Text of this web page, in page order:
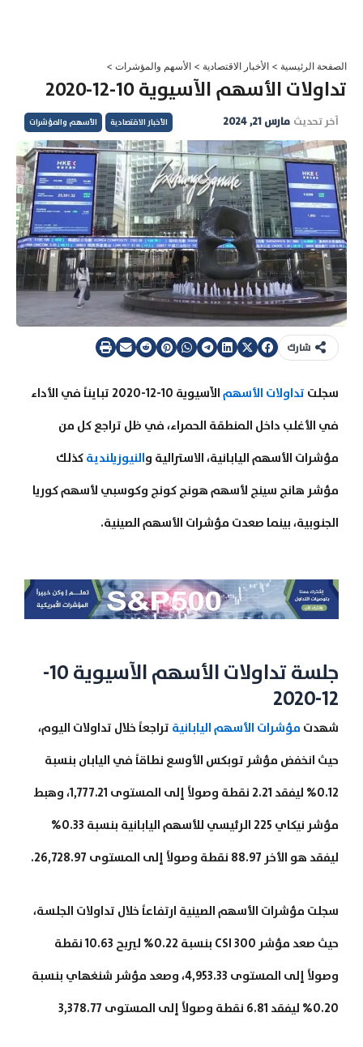
الصفحة الرئيسية > الأخبار الاقتصادية > الأسهم والمؤشرات >
تداولات الأسهم الآسيوية 10-12-2020
آخر تحديث مارس 21, 2024 الأخبار الاقتصادية الأسهم والمؤشرات
شارك
سجلت تداولات الأسهم
الآسيوية 10-12-2020 تبايناً في الأداء
في الأغلب داخل المنطقة الحمراء، في ظل تراجع كل من
مؤشرات الأسهم اليابانية، الاسترالية والنيوزيلندية كذلك
مؤشر هانج سينج لأسهم هونج كونج وكوسبي لأسهم كوريا
الجنوبية، بينما صعدت مؤشرات الأسهم الصينية.
جلسة تداولات الأسهم الآسيوية 10-
12-2020
شهدت مؤشرات الأسهم اليابانية تراجعاً خلال تداولات اليوم،
حيث انخفض مؤشر توبكس الأوسع نطاقاً في اليابان بنسبة
0.12% ليفقد 2.21 نقطة وصولاً إلى المستوى 1,777.21، وهبط
مؤشر نيكاي 225 الرئيسي للأسهم اليابانية بنسبة 0.33%
ليفقد هو الأخر 88.97 نقطة وصولاً إلى المستوى 26,728.97.
سجلت مؤشرات الأسهم الصينية ارتفاعاً خلال تداولات الجلسة،
حيث صعد مؤشر CSI 300 بنسبة 0.22% ليربح 10.63 نقطة
وصولاً إلى المستوى 4,953.33، وصعد مؤشر شنغهاي بنسبة
0.20% ليفقد 6.81 نقطة وصولاً إلى المستوى 3,378.77